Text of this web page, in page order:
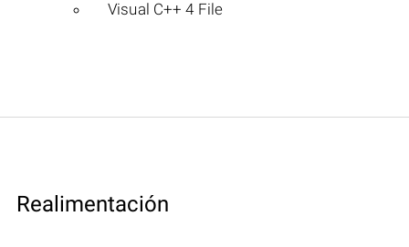
Visual C++ 4 File
Realimentación